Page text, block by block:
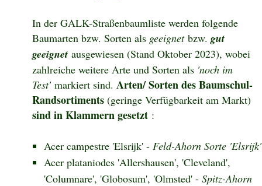
In der GALK-Straßenbaumliste werden folgende
Baumarten bzw. Sorten als geeignetbzw. gut
geeignet ausgewiesen (Stand Oktober 2023), wobei
zahlreiche weitere Arte und Sorten als 'noch im
Test'markiert sind. Arten/ Sorten des Baumschul-
Randsortiments (geringe Verfügbarkeit am Markt)
sind in Klammern gesetzt :
Acer campestre 'Elsrijk' - Feld-Ahorn Sorte 'Elsrijk'
Acer plataniodes 'Allershausen', 'Cleveland',
'Columnare', 'Globosum', 'Olmsted' - Spitz-Ahorn